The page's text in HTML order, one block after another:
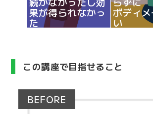
果が得られなかっ
た
ボディ
い
この講座で目指せること
BEFORE